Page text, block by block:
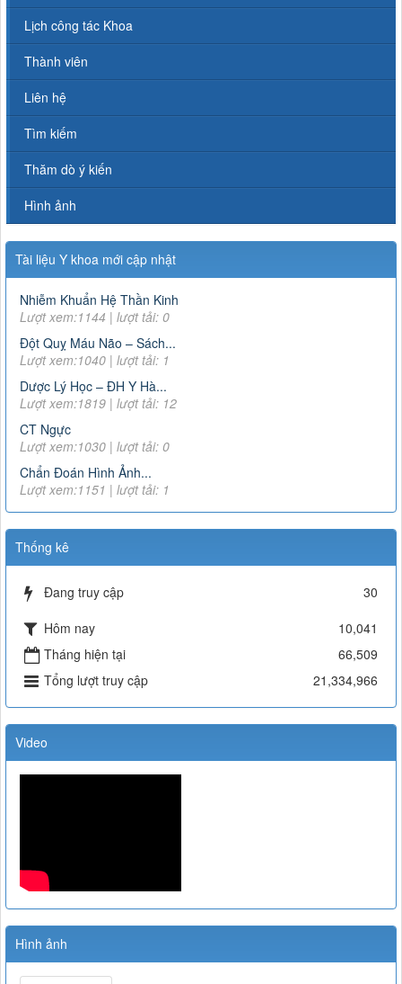
Lịch công tác Khoa
Thành viên
Liên hệ
Tìm kiếm
Thăm dò ý kiến
Hình ảnh
Tài liệu Y khoa mới cập nhật
Nhiễm Khuẩn Hệ Thần Kinh
Lượt xem:1144 | lượt tải: 0
Đột Quỵ Máu Não – Sách...
Lượt xem:1040 | lượt tải: 1
Dược Lý Học – ĐH Y Hà...
Lượt xem:1819 | lượt tải: 12
CT Ngực
Lượt xem:1030 | lượt tải: 0
Chẩn Đoán Hình Ảnh...
Lượt xem:1151 | lượt tải: 1
Thống kê
Đang truy cập
30
Hôm nay
10,041
Tháng hiện tại
66,509
Tổng lượt truy cập
21,334,966
Video
Hình ảnh